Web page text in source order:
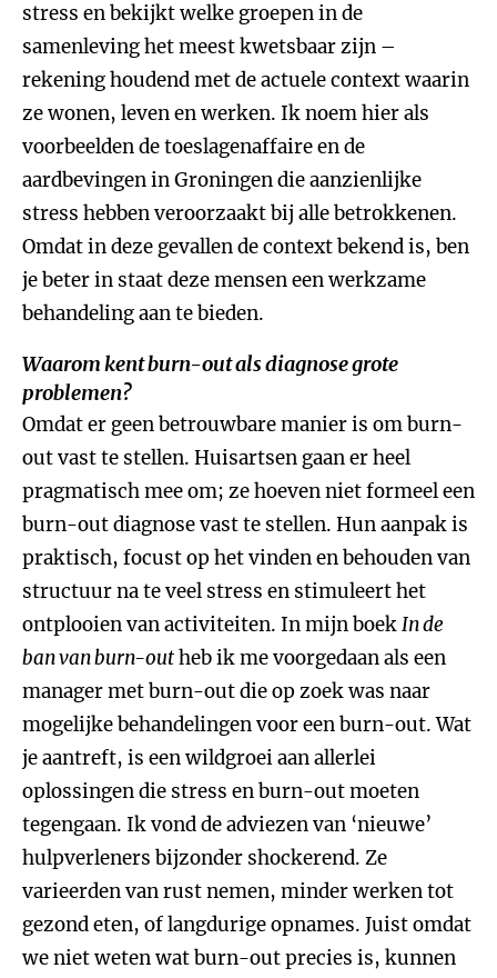
stress en bekijkt welke groepen in de
samenleving het meest kwetsbaar zijn –
rekening houdend met de actuele context waarin
ze wonen, leven en werken. Ik noem hier als
voorbeelden de toeslagenaffaire en de
aardbevingen in Groningen die aanzienlijke
stress hebben veroorzaakt bij alle betrokkenen.
Omdat in deze gevallen de context bekend is, ben
je beter in staat deze mensen een werkzame
behandeling aan te bieden.
Waarom kent burn-out als diagnose grote
problemen?
Omdat er geen betrouwbare manier is om burn-
out vast te stellen. Huisartsen gaan er heel
pragmatisch mee om; ze hoeven niet formeel een
burn-out diagnose vast te stellen. Hun aanpak is
praktisch, focust op het vinden en behouden van
structuur na te veel stress en stimuleert het
ontplooien van activiteiten. In mijn boekIn de
ban van burn-outheb ik me voorgedaan als een
manager met burn-out die op zoek was naar
mogelijke behandelingen voor een burn-out. Wat
je aantreft, is een wildgroei aan allerlei
oplossingen die stress en burn-out moeten
tegengaan. Ik vond de adviezen van ‘nieuwe’
hulpverleners bijzonder shockerend. Ze
varieerden van rust nemen, minder werken tot
gezond eten, of langdurige opnames. Juist omdat
we niet weten wat burn-out precies is, kunnen